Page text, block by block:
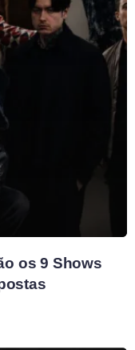
os 9 Shows